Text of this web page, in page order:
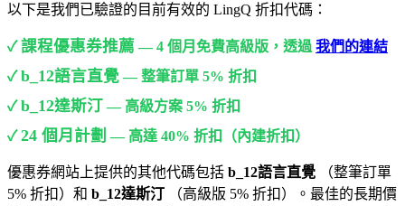
以下是我們已驗證的目前有效的 LingQ 折扣代碼：
✓課程優惠券推薦— 4 個月免費高級版，透過 我們的連結
✓b_12語言直覺— 整筆訂單 5% 折扣
✓b_12達斯汀— 高級方案 5% 折扣
✓24 個月計劃 — 高達 40% 折扣（內建折扣）
優惠券網站上提供的其他代碼包括 b_12語言直覺 （整筆訂單
5% 折扣）和 b_12達斯汀 （高級版 5% 折扣）。最佳的長期價